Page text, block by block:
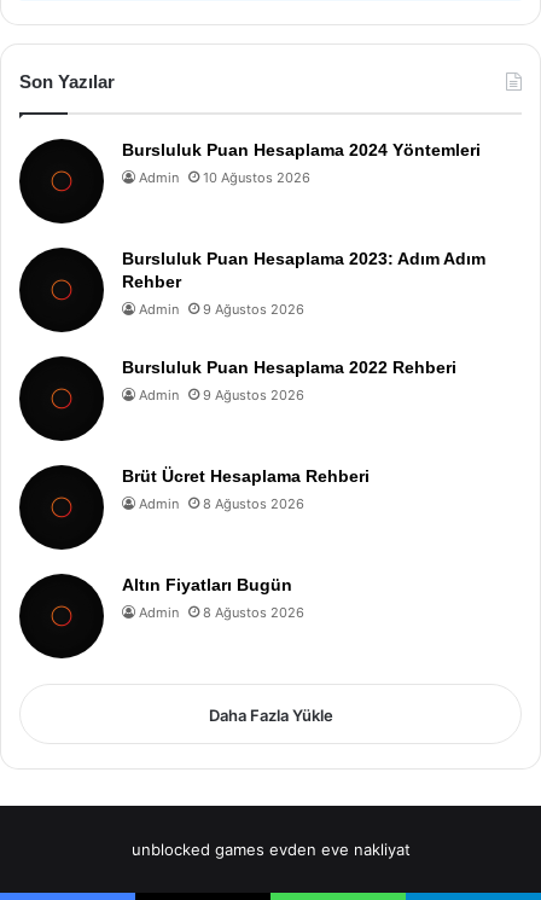
Son Yazılar
Bursluluk Puan Hesaplama 2024 Yöntemleri
Admin 10 Ağustos 2026
Bursluluk Puan Hesaplama 2023: Adım Adım
Rehber
Admin 9 Ağustos 2026
Bursluluk Puan Hesaplama 2022 Rehberi
Admin 9 Ağustos 2026
Brüt Ücret Hesaplama Rehberi
Admin 8 Ağustos 2026
Altın Fiyatları Bugün
Admin 8 Ağustos 2026
Daha Fazla Yükle
unblocked games evden eve nakliyat